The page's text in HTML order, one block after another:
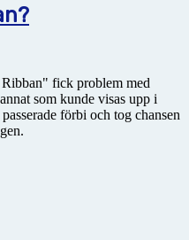
fick problem med
som kunde visas upp i
förbi och tog chansen